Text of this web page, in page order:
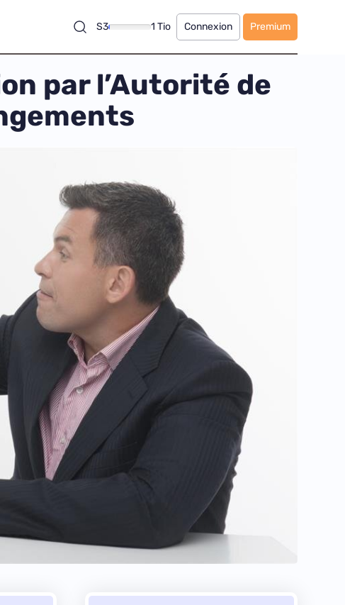
S3 1 Tio Connexion Premium
par l’Autorité de